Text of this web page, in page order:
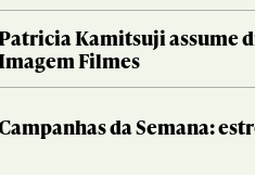
Kamitsuji assume
Filmes
da Semana: